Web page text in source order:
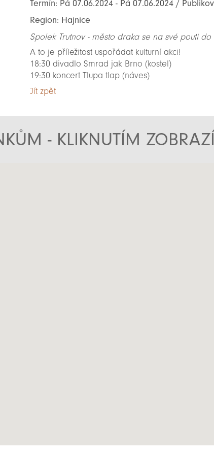
Termín: Pá 07.06.2024 - Pá 07.06.2024 /
Region: Hajnice
Spolek Trutnov - město draka se na své pouti
A to je příležitost uspořádat kulturní akci!
18:30 divadlo Smrad jak Brno (kostel)
19:30 koncert Tlupa tlap (náves)
Jít zpět
- KLIKNUTÍM